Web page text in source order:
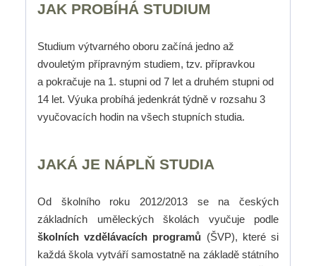
JAK PROBÍHÁ STUDIUM
Studium výtvarného oboru začíná jedno až
dvouletým přípravným studiem, tzv. přípravkou
a pokračuje na 1. stupni od 7 let a druhém stupni od
14 let. Výuka probíhá jedenkrát týdně v rozsahu 3
vyučovacích hodin na všech stupních studia.
JAKÁ JE NÁPLŇ STUDIA
Od školního roku 2012/2013 se na českých
základních uměleckých školách vyučuje podle
školních vzdělávacích programů (ŠVP), které si
každá škola vytváří samostatně na základě státního